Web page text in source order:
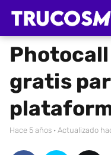
Photocall
gratis
hace 5 años · Actualizado